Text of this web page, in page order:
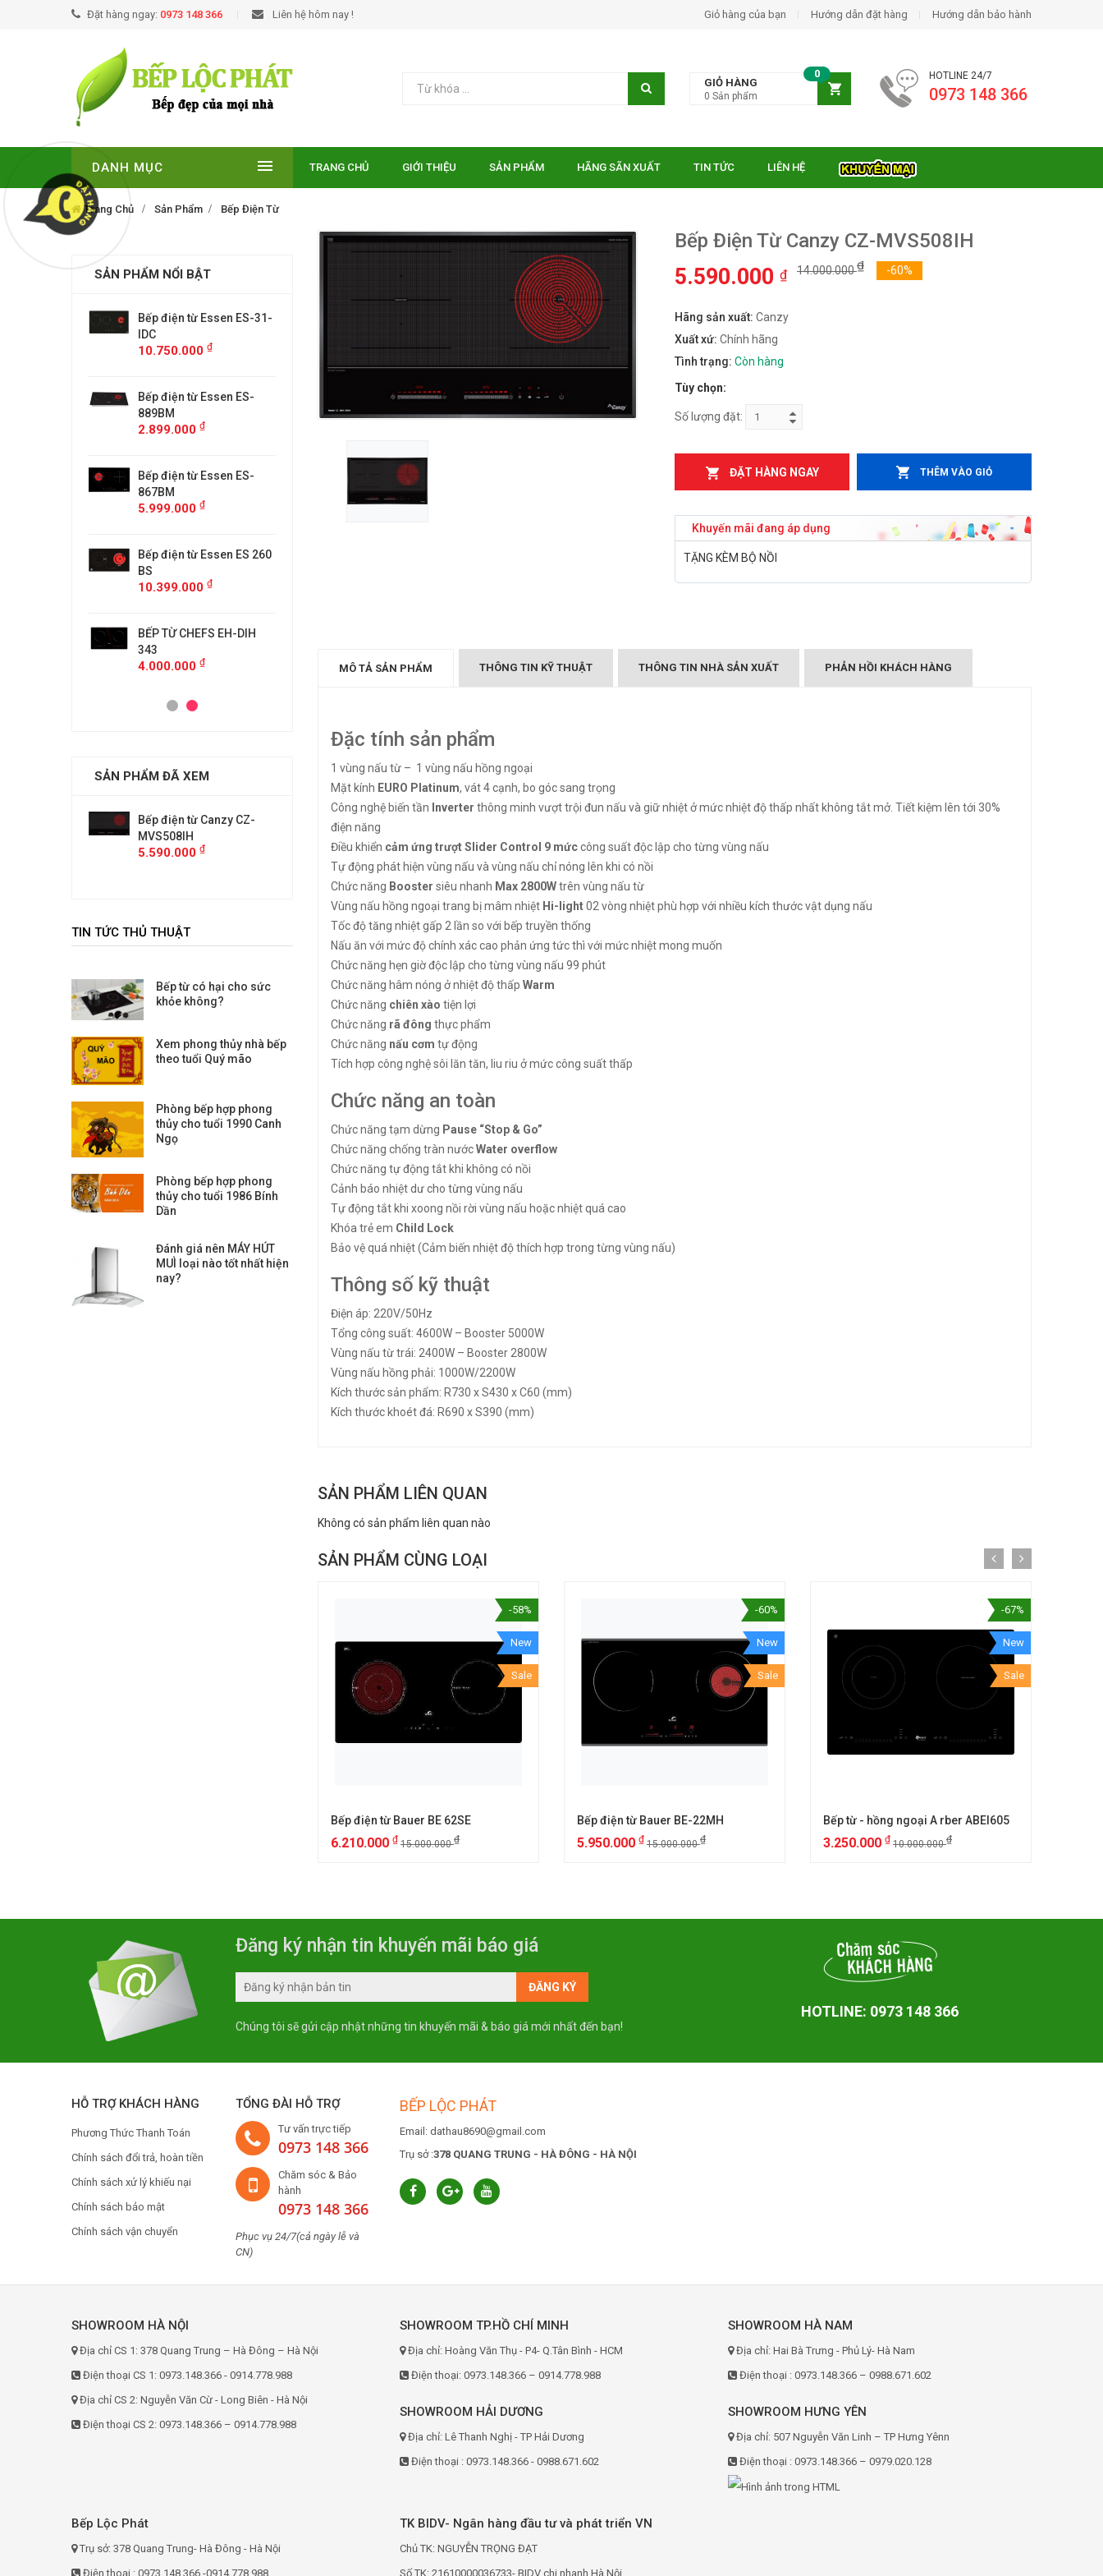
Đặt hàng ngay: 0973 148 366 Liên hệ hôm nay ! Giỏ hàng của bạn Hướng dẫn đặt hàng Hướng dẫn bảo hành
HOTLINE 24/7
0973 148 366
GIỎ HÀNG
0
0 Sản phẩm
DANH MỤC TRANG CHỦ GIỚI THIỆU SẢN PHẨM HÃNG SÃN XUẤT TIN TỨC LIÊN HỆ
Trang Chủ Sản Phẩm Bếp Điện Từ
Bếp Điện Từ Canzy CZ-MVS508IH
5.590.000 ₫ 14.000.000₫ -60%
Hãng sản xuất: Canzy
Xuất xứ: Chính hãng
Tình trạng: Còn hàng
Tùy chọn:
Số lượng đặt:
ĐẶT HÀNG NGAY THÊM VÀO GIỎ
Khuyến mãi đang áp dụng
TẶNG KÈM BỘ NỒI
MÔ TẢ SẢN PHẨM THÔNG TIN KỸ THUẬT THÔNG TIN NHÀ SẢN XUẤT PHẢN HỒI KHÁCH HÀNG
Đặc tính sản phẩm
1 vùng nấu từ – 1 vùng nấu hồng ngoại
Mặt kính EURO Platinum, vát 4 cạnh, bo góc sang trọng
Công nghệ biến tần Inverter thông minh vượt trội đun nấu và giữ nhiệt ở mức nhiệt độ thấp nhất không tắt mở. Tiết kiệm lên tới 30%
điện năng
Điều khiển cảm ứng trượt Slider Control 9 mứccông suất độc lập cho từng vùng nấu
Tự động phát hiện vùng nấu và vùng nấu chỉ nóng lên khi có nồi
Chức năng Booster siêu nhanh Max 2800Wtrên vùng nấu từ
Vùng nấu hồng ngoại trang bị mâm nhiệt Hi-light02 vòng nhiệt phù hợp với nhiều kích thước vật dụng nấu
Tốc độ tăng nhiệt gấp 2 lần so với bếp truyền thống
Nấu ăn với mức độ chính xác cao phản ứng tức thì với mức nhiệt mong muốn
Chức năng hẹn giờ độc lập cho từng vùng nấu 99 phút
Chức năng hâm nóng ở nhiệt độ thấp Warm
Chức năng chiên xào tiện lợi
Chức năng rã đông thực phẩm
Chức năng nấu cơm tự động
Tích hợp công nghệ sôi lăn tăn, liu riu ở mức công suất thấp
Chức năng an toàn
Chức năng tạm dừng Pause “Stop & Go”
Chức năng chống tràn nướcWater overflow
Chức năng tự động tắt khi không có nồi
Cảnh báo nhiệt dư cho từng vùng nấu
Tự động tắt khi xoong nồi rời vùng nấu hoặc nhiệt quá cao
Khóa trẻ em Child Lock
Bảo vệ quá nhiệt (Cảm biến nhiệt độ thích hợp trong từng vùng nấu)
Thông số kỹ thuật
Điện áp: 220V/50Hz
Tổng công suất: 4600W – Booster 5000W
Vùng nấu từ trái: 2400W – Booster 2800W
Vùng nấu hồng phải: 1000W/2200W
Kích thước sản phẩm: R730 x S430 x C60 (mm)
Kích thước khoét đá: R690 x S390 (mm)
SẢN PHẨM LIÊN QUAN
Không có sản phẩm liên quan nào
SẢN PHẨM CÙNG LOẠI
-58%
New
Sale
Bếp điện từ Bauer BE 62SE
6.210.000 ₫ 15.000.000₫
-60%
New
Sale
Bếp điện từ Bauer BE-22MH
5.950.000 ₫ 15.000.000₫
-67%
New
Sale
Bếp từ - hồng ngoại A rber ABEI605
3.250.000 ₫ 10.000.000₫
SẢN PHẨM NỔI BẬT
Bếp điện từ Essen ES-31-
IDC
10.750.000 ₫
Bếp điện từ Essen ES-
889BM
2.899.000 ₫
Bếp điện từ Essen ES-
867BM
5.999.000 ₫
Bếp điện từ Essen ES 260
BS
10.399.000 ₫
BẾP TỪ CHEFS EH-DIH
343
4.000.000 ₫
9.299.000₫
Bếp điện từ Faster
FS218CIH
MÁY HÚT MÙI KÍNH CONG
KF-GB705/GB905
4.500.000₫
Bếp điện từ Essen ES-31-
IDC
10.750.000₫
Bếp điện từ Essen ES-
889BM
343
4.000.000 ₫
SẢN PHẨM ĐÃ XEM
Bếp điện từ Canzy CZ-
MVS508IH
5.590.000 ₫
Bếp điện từ Canzy CZ-
MVS508IH
5.590.000₫ 5.590.000₫
TIN TỨC THỦ THUẬT
Bếp từ có hại cho sức
khỏe không?
Xem phong thủy nhà bếp
theo tuổi Quý mão
Phòng bếp hợp phong
thủy cho tuổi 1990 Canh
Ngọ
Phòng bếp hợp phong
thủy cho tuổi 1986 Bính
Dần
Đánh giá nên MÁY HÚT
MUÌ loại nào tốt nhất hiện
nay?
Đăng ký nhận tin khuyến mãi báo giá
Chúng tôi sẽ gửi cập nhật những tin khuyến mãi & báo giá mới nhất đến bạn!
HOTLINE: 0973 148 366
HỖ TRỢ KHÁCH HÀNG
Phương Thức Thanh Toán
Chính sách đổi trả, hoàn tiền
Chính sách xử lý khiếu nại
Chính sách bảo mật
Chính sách vận chuyển
TỔNG ĐÀI HỖ TRỢ
Tư vấn trực tiếp
0973 148 366
Chăm sóc & Bảo
hành
0973 148 366
Phục vụ 24/7(cả ngày lễ và
CN)
BẾP LỘC PHÁT
Email: dathau8690@gmail.com
Trụ sở :378 QUANG TRUNG - HÀ ĐÔNG - HÀ NỘI
SHOWROOM HÀ NỘI
Địa chỉ CS 1: 378 Quang Trung – Hà Đông – Hà Nội
Điện thoại CS 1: 0973.148.366 - 0914.778.988
Địa chỉ CS 2: Nguyễn Văn Cừ - Long Biên - Hà Nội
Điện thoại CS 2: 0973.148.366 – 0914.778.988
SHOWROOM TP.HỒ CHÍ MINH
Địa chỉ: Hoàng Văn Thụ - P4- Q.Tân Bình - HCM
Điện thoại: 0973.148.366 – 0914.778.988
SHOWROOM HÀ NAM
Địa chỉ: Hai Bà Trưng - Phủ Lý- Hà Nam
Điện thoại : 0973.148.366 – 0988.671.602
SHOWROOM HẢI DƯƠNG
Địa chỉ: Lê Thanh Nghị - TP Hải Dương
Điện thoại : 0973.148.366 - 0988.671.602
SHOWROOM HƯNG YÊN
Địa chỉ: 507 Nguyễn Văn Linh – TP Hưng Yênn
Điện thoại : 0973.148.366 – 0979.020.128
Bếp Lộc Phát
Trụ sở: 378 Quang Trung- Hà Đông - Hà Nội
Điện thoại : 0973.148.366 -0914.778.988
TK BIDV- Ngân hàng đầu tư và phát triển VN
Chủ TK: NGUYỄN TRỌNG ĐẠT
Số TK: 21610000036733- BIDV chi nhanh Hà Nội